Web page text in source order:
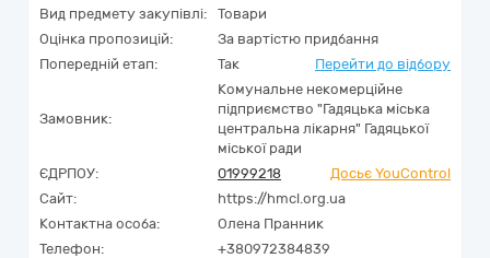
Вид предмету закупівлі:
Товари
Оцінка пропозицій:
За вартістю придбання
Попередній етап:
Так Перейти до відбору
Замовник:
Комунальне некомерційне
підприємство "Гадяцька міська
центральна лікарня" Гадяцької
міської ради
ЄДРПОУ:
01999218
Досьє YouControl
Сайт:
https://hmcl.org.ua
Контактна особа:
Олена Пранник
Телефон:
+380972384839